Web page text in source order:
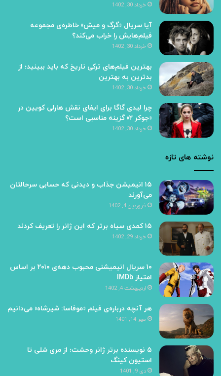
خرداد 30, 1402
آیا سریال «گرگ و میش» خاطره‌ی مجموعه‌
فیلم‌هایش را خراب می‌کند؟
خرداد 30, 1402
بهترین فیلم‌های ترکی تاریخ که باید ببینید؛ از
بدترین به بهترین
خرداد 30, 1402
چرا لیدی گاگا برای ایفای نقش هارلی کویین در
«جوکر ۲» گزینه مناسبی است؟
خرداد 30, 1402
نوشته های تازه
۱۵ انیمیشن جذاب و دیدنی که حسابی سرحالتان
می‌آورند
فروردین 4, 1402
۱۵ کمدی سیاه برتر که این ژانر را تعریف کردند
خرداد 29, 1402
۱۰ سریال‌ انیمیشنی محبوب‌ دهه‌ی ۲۰۱۰ بر اساس
امتیاز IMDb
اردیبهشت 4, 1402
هر آنچه درباره‌ی فیلم «موفاسا: شیرشاه» می‌دانیم
مهر 14, 1401
۵ نویسنده‌ برتر ژانر وحشت؛ از مری شلی تا
استیون کینگ
دی 9, 1401